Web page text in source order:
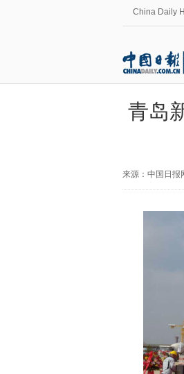
China Daily
青岛
来源：中国日报